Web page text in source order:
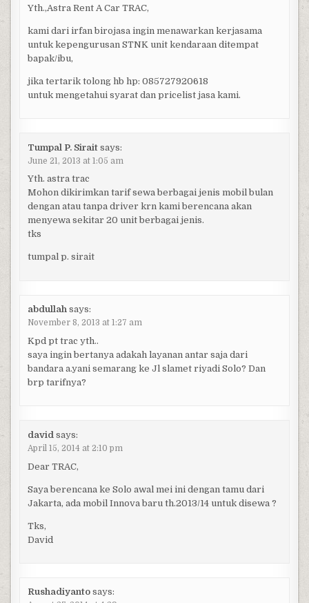
Yth.,Astra Rent A Car TRAC,
kami dari irfan birojasa ingin menawarkan kerjasama
untuk kepengurusan STNK unit kendaraan ditempat
bapak/ibu,
jika tertarik tolong hb hp: 085727920618
untuk mengetahui syarat dan pricelist jasa kami.
Tumpal P. Sirait says:
June 21, 2013 at 1:05 am
Yth. astra trac
Mohon dikirimkan tarif sewa berbagai jenis mobil bulan
dengan atau tanpa driver krn kami berencana akan
menyewa sekitar 20 unit berbagai jenis.
tks
tumpal p. sirait
abdullah says:
November 8, 2013 at 1:27 am
Kpd pt trac yth..
saya ingin bertanya adakah layanan antar saja dari
bandara a.yani semarang ke Jl slamet riyadi Solo? Dan
brp tarifnya?
david says:
April 15, 2014 at 2:10 pm
Dear TRAC,
Saya berencana ke Solo awal mei ini dengan tamu dari
Jakarta, ada mobil Innova baru th.2013/14 untuk disewa ?
Tks,
David
Rushadiyanto says: